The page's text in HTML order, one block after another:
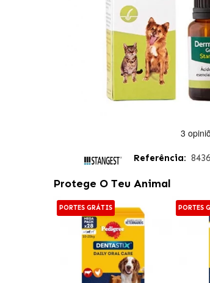
Referência:
Protege O Teu Animal
PORTES GRÁTIS PORTES